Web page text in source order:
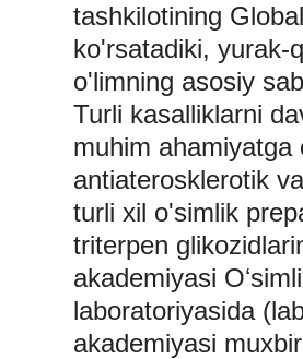
tashkilotining
ko'rsatadiki, yurak-
o'limning asosiy
Turli kasalliklarni
muhim
antiaterosklerotik
turli xil o'simlik
triterpen
akademiyasi
laboratoriyasida
akademiyasi